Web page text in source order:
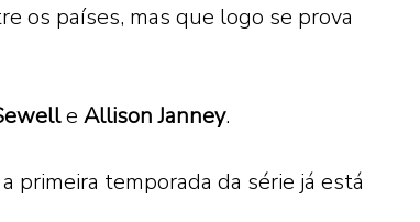
os países, mas que logo se prova
e Allison Janney.
temporada da série já está